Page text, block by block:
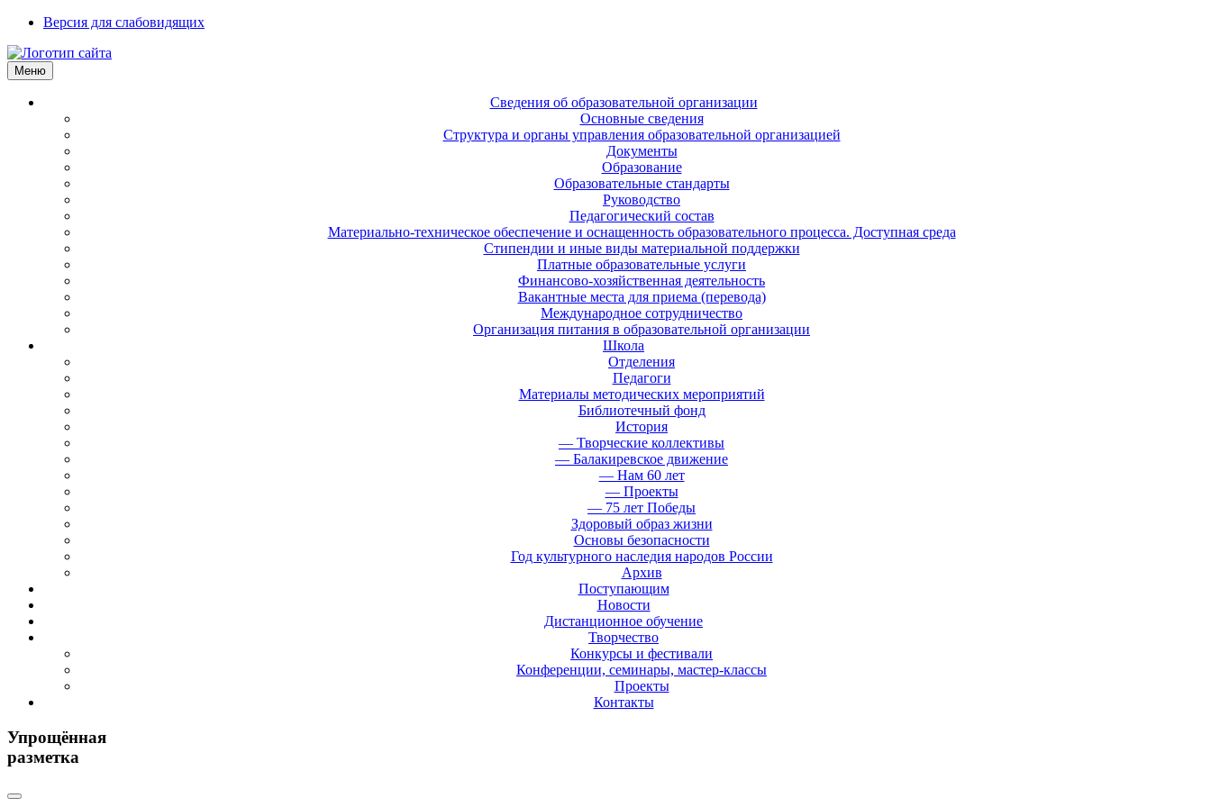
Версия для слабовидящих
Меню
Сведения об образовательной организации
Основные сведения
Структура и органы управления образовательной организацией
Документы
Образование
Образовательные стандарты
Руководство
Педагогический состав
Материально-техническое обеспечение и оснащенность образовательного процесса. Доступная среда
Стипендии и иные виды материальной поддержки
Платные образовательные услуги
Финансово-хозяйственная деятельность
Вакантные места для приема (перевода)
Международное сотрудничество
Организация питания в образовательной организации
Школа
Отделения
Педагоги
Материалы методических мероприятий
Библиотечный фонд
История
— Творческие коллективы
— Балакиревское движение
— Нам 60 лет
— Проекты
— 75 лет Победы
Здоровый образ жизни
Основы безопасности
Год культурного наследия народов России
Архив
Поступающим
Новости
Дистанционное обучение
Творчество
Конкурсы и фестивали
Конференции, семинары, мастер-классы
Проекты
Контакты
Упрощённая
разметка